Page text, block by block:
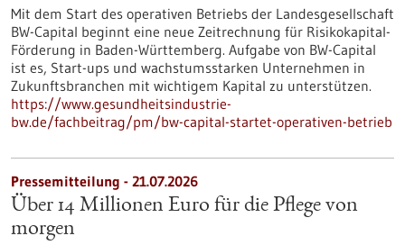
Mit dem Start des operativen Betriebs der Landesgesellschaft
BW-Capital beginnt eine neue Zeitrechnung für Risikokapital-
Förderung in Baden-Württemberg. Aufgabe von BW-Capital
ist es, Start-ups und wachstumsstarken Unternehmen in
Zukunftsbranchen mit wichtigem Kapital zu unterstützen.
https://www.gesundheitsindustrie-
bw.de/fachbeitrag/pm/bw-capital-startet-operativen-betrieb
Pressemitteilung - 21.07.2026
Über 14 Millionen Euro für die Pflege von
morgen